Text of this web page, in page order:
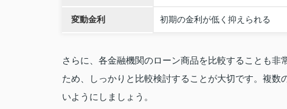
変動金利 初期の金利が低く抑えられる
さらに、各金融機関のローン商品を比較することも
ため、しっかりと比較検討することが大切です。複
いようにしましょう。